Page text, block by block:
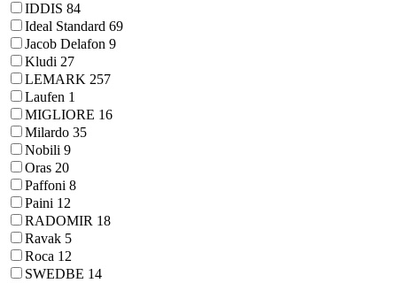
IDDIS 84
Ideal Standard 69
Jacob Delafon 9
Kludi 27
LEMARK 257
Laufen 1
MIGLIORE 16
Milardo 35
Nobili 9
Oras 20
Paffoni 8
Paini 12
RADOMIR 18
Ravak 5
Roca 12
SWEDBE 14